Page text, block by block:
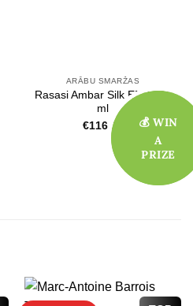
ARĀBU SMARŽAS
Rasasi Ambar Silk EDP 200
ml
€116.17
💰 WIN
A
PRIZE
💰 WIN
A
PRIZE